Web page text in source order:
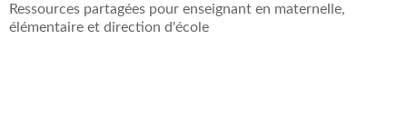
Ressources partagées pour enseignant en maternelle,
élémentaire et direction d'école